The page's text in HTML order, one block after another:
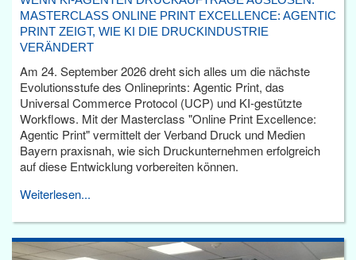
MASTERCLASS ONLINE PRINT EXCELLENCE: AGENTIC
PRINT ZEIGT, WIE KI DIE DRUCKINDUSTRIE
VERÄNDERT
Am 24. September 2026 dreht sich alles um die nächste
Evolutionsstufe des Onlineprints: Agentic Print, das
Universal Commerce Protocol (UCP) und KI-gestützte
Workflows. Mit der Masterclass "Online Print Excellence:
Agentic Print" vermittelt der Verband Druck und Medien
Bayern praxisnah, wie sich Druckunternehmen erfolgreich
auf diese Entwicklung vorbereiten können.
Weiterlesen...